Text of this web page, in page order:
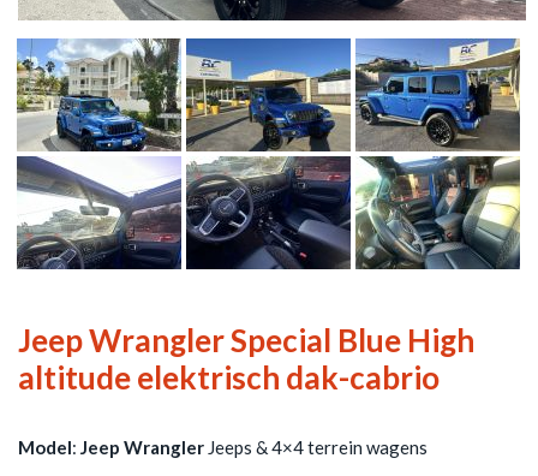
Jeep Wrangler Special Blue High
altitude elektrisch dak-cabrio
Model:Jeep Wrangler Jeeps & 4×4 terrein wagens